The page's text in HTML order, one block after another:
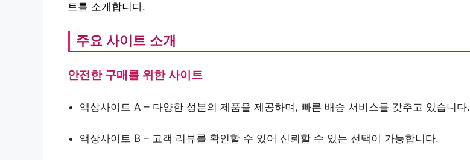
트를 소개합니다.
주요 사이트 소개
안전한 구매를 위한 사이트
액상사이트 A – 다양한 성분의 제품을 제공하며, 빠른 배송 서비스를 갖추고 있습니다.
액상사이트 B – 고객 리뷰를 확인할 수 있어 신뢰할 수 있는 선택이 가능합니다.